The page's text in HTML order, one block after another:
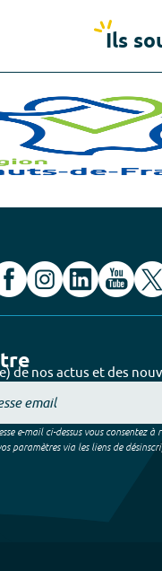
Ils
de nos actus et des
e-mail ci-dessus vous consentez
paramètres via les liens de